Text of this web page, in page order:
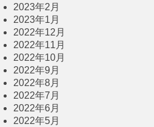
2023年2月
2023年1月
2022年12月
2022年11月
2022年10月
2022年9月
2022年8月
2022年7月
2022年6月
2022年5月